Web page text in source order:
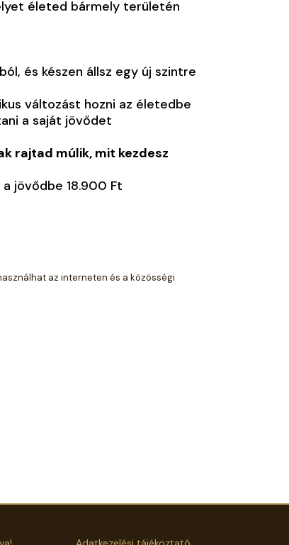
életed bármely területén
és készen állsz egy új szintre
változást hozni az életedbe
a saját jövődet
rajtad múlik, mit kezdesz
jövődbe 18.900 Ft
az interneten és a közösségi